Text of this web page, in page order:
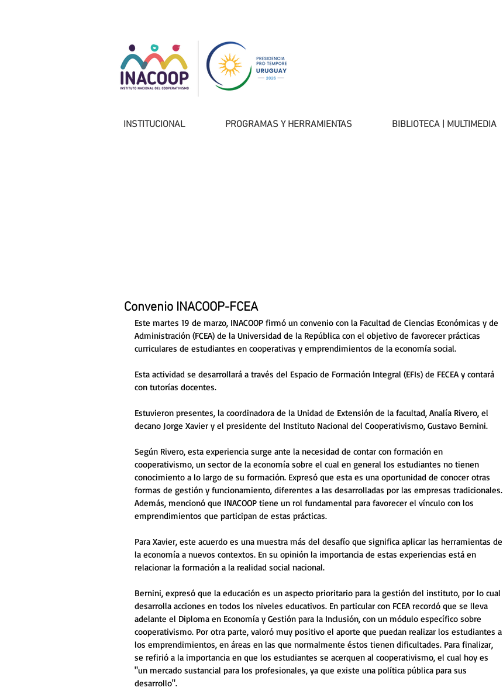
INSTITUCIONAL PROGRAMAS Y HERRAMIENTAS BIBLIOTECA | MULTIMEDIA
Convenio INACOOP-FCEA
Este martes 19 de marzo, INACOOP firmó un convenio con la Facultad de Ciencias Económicas y de
Administración (FCEA) de la Universidad de la República con el objetivo de favorecer prácticas
curriculares de estudiantes en cooperativas y emprendimientos de la economía social.
Esta actividad se desarrollará a través del Espacio de Formación Integral (EFIs) de FECEA y contará
con tutorías docentes.
Estuvieron presentes, la coordinadora de la Unidad de Extensión de la facultad, Analía Rivero, el
decano Jorge Xavier y el presidente del Instituto Nacional del Cooperativismo, Gustavo Bernini.
Según Rivero, esta experiencia surge ante la necesidad de contar con formación en
cooperativismo, un sector de la economía sobre el cual en general los estudiantes no tienen
conocimiento a lo largo de su formación. Expresó que esta es una oportunidad de conocer otras
formas de gestión y funcionamiento, diferentes a las desarrolladas por las empresas tradicionales.
Además, mencionó que INACOOP tiene un rol fundamental para favorecer el vínculo con los
emprendimientos que participan de estas prácticas.
Para Xavier, este acuerdo es una muestra más del desafío que significa aplicar las herramientas de
la economía a nuevos contextos. En su opinión la importancia de estas experiencias está en
relacionar la formación a la realidad social nacional.
Bernini, expresó que la educación es un aspecto prioritario para la gestión del instituto, por lo cual
desarrolla acciones en todos los niveles educativos. En particular con FCEA recordó que se lleva
adelante el Diploma en Economía y Gestión para la Inclusión, con un módulo específico sobre
cooperativismo. Por otra parte, valoró muy positivo el aporte que puedan realizar los estudiantes a
los emprendimientos, en áreas en las que normalmente éstos tienen dificultades. Para finalizar,
se refirió a la importancia en que los estudiantes se acerquen al cooperativismo, el cual hoy es
"un mercado sustancial para los profesionales, ya que existe una política pública para sus
desarrollo".